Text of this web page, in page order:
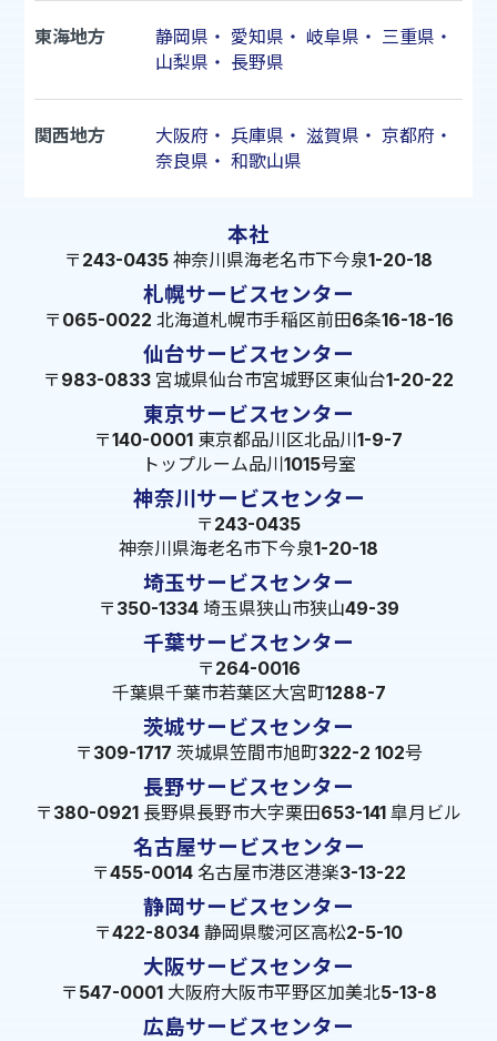
東海地方 静岡県 ・ 愛知県 ・ 岐阜県 ・ 三重県 ・
山梨県 ・ 長野県
関西地方 大阪府 ・ 兵庫県 ・ 滋賀県 ・ 京都府 ・
奈良県 ・ 和歌山県
本社
〒243-0435 神奈川県海老名市下今泉1-20-18
札幌サービスセンター
〒065-0022 北海道札幌市手稲区前田6条16-18-16
仙台サービスセンター
〒983-0833 宮城県仙台市宮城野区東仙台1-20-22
東京サービスセンター
〒140-0001 東京都品川区北品川1-9-7
トップルーム品川1015号室
神奈川サービスセンター
〒243-0435
神奈川県海老名市下今泉1-20-18
埼玉サービスセンター
〒350-1334 埼玉県狭山市狭山49-39
千葉サービスセンター
〒264-0016
千葉県千葉市若葉区大宮町1288-7
茨城サービスセンター
〒309-1717 茨城県笠間市旭町322-2 102号
長野サービスセンター
〒380-0921 長野県長野市大字栗田653-141 皐月ビル
名古屋サービスセンター
〒455-0014 名古屋市港区港楽3-13-22
静岡サービスセンター
〒422-8034 静岡県駿河区高松2-5-10
大阪サービスセンター
〒547-0001 大阪府大阪市平野区加美北5-13-8
広島サービスセンター